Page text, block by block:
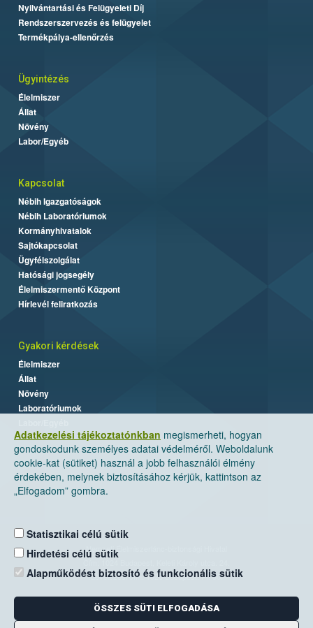
Adatkezelési tájékoztatónkban megismerheti, hogyan
gondoskodunk személyes adatai védelméről. Weboldalunk
cookie-kat (sütiket) használ a jobb felhasználói élmény
érdekében, melynek biztosításához kérjük, kattintson az
„Elfogadom” gombra.
Statisztikai célú sütik
Hirdetési célú sütik
Alapműködést biztosító és funkcionális sütik
ÖSSZES SÜTI ELFOGADÁSA
Nyilvántartási és Felügyeleti Díj
Rendszerszervezés és felügyelet
Termékpálya-ellenőrzés
Ügyintézés
Élelmiszer
Állat
Növény
Labor/Egyéb
Kapcsolat
Nébih Igazgatóságok
Nébih Laboratóriumok
Kormányhivatalok
Sajtókapcsolat
Ügyfélszolgálat
Hatósági jogsegély
Élelmiszermentő Központ
Hírlevél feliratkozás
Gyakori kérdések
Élelmiszer
Állat
Növény
Laboratóriumok
Nemzeti Élelmiszerlánc-biztonsági Hivatal
Levelezési cím: 1525 Budapest. Pf. 30.
E-mail:ugyfelszolgalat@nebih.gov.hu